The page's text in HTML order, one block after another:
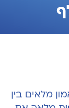
מלאים בין